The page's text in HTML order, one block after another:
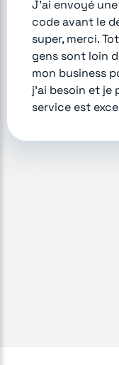
J'ai envoyé
code avant le
super, merci.
gens sont loin
mon business
j'ai besoin et je
service est